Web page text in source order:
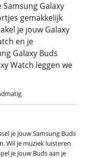
Galaxy
gemakkelijk
je jouw Galaxy
en je
Galaxy Buds
Watch leggen we
je jouw Samsung Buds
Wil je muziek luisteren
je jouw Buds aan je